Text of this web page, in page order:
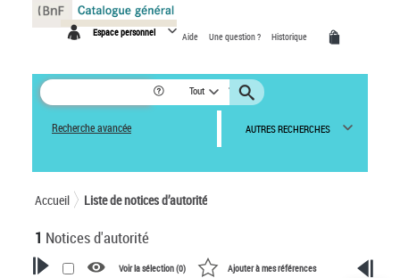
Espace personnel Aide Une question ? Historique
Tout
Recherche avancée AUTRES RECHERCHES
Accueil Liste de notices d’autorité
1 Notices d'autorité
Voir la sélection (0) Ajouter à mes références
Panneau de gestion des cookies